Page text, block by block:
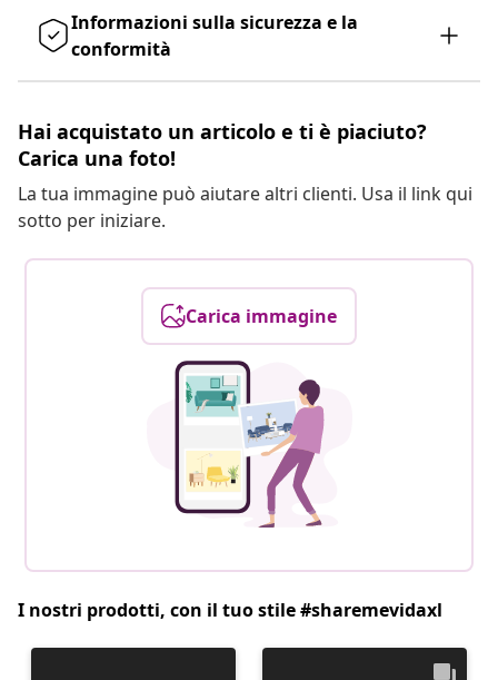
Informazioni sulla sicurezza e la
conformità
Hai acquistato un articolo e ti è piaciuto?
Carica una foto!
La tua immagine può aiutare altri clienti. Usa il link qui
sotto per iniziare.
Carica immagine
I nostri prodotti, con il tuo stile #sharemevidaxl